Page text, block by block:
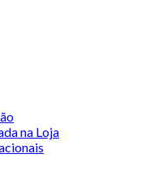
na Loja